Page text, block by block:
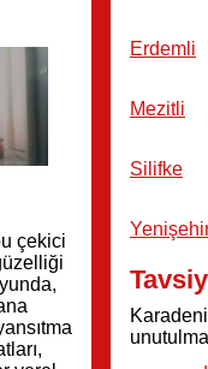
çekici
Erdemli
Mezitli
Silifke